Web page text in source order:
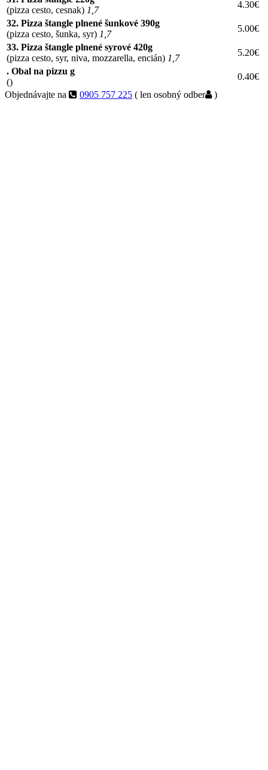
(pizza cesto, cesnak) 1,7
4.30€
32. Pizza štangle plnené šunkové 390g
(pizza cesto, šunka, syr) 1,7
5.00€
33. Pizza štangle plnené syrové 420g
(pizza cesto, syr, niva, mozzarella, encián) 1,7
5.20€
. Obal na pizzu g
()
0.40€
Objednávajte na
0905 757 225 ( len osobný odber )